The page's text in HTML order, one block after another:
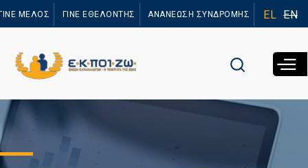
προς το
ΜΕΛΟΣ ΓΙΝΕ ΕΘΕΛΟΝΤΗΣ ΑΝΑΝΕΩΣΗ ΣΥΝΔΡΟΜΗΣ EL EN